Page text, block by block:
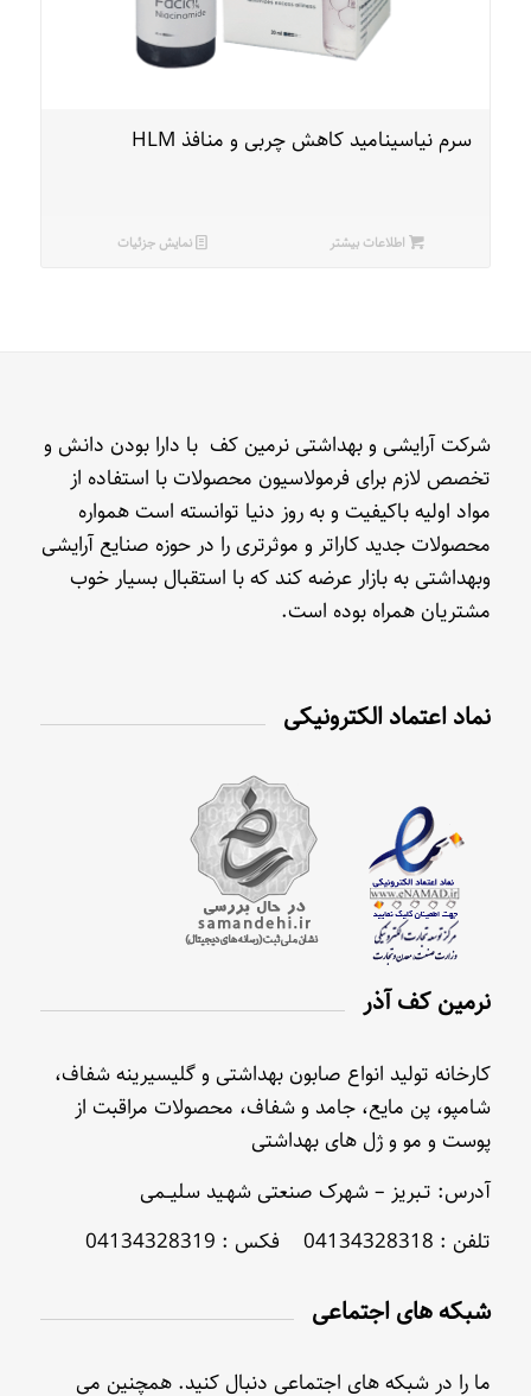
سرم نیاسینامید کاهش چربی و منافذ HLM
اطلاعات بیشتر نمایش جزئیات
شرکت آرایشی و بهداشتی نرمین کف با دارا بودن دانش و
تخصص لازم برای فرمولاسیون محصولات با استفاده از
مواد اولیه باکیفیت و به روز دنیا توانسته است همواره
محصولات جدید کاراتر و موثرتری را در حوزه صنایع آرایشی
وبهداشتی به بازار عرضه کند که با استقبال بسیار خوب
مشتریان همراه بوده است.
نماد اعتماد الکترونیکی
نرمین کف آذر
کارخانه تولید انواع صابون بهداشتی و گلیسیرینه شفاف،
شامپو، پن مایع، جامد و شفاف، محصولات مراقبت از
پوست و مو و ژل های بهداشتی
آدرس: تـبریز – شهرک صنعتی شهـید سلیــمی
تلفن : 04134328318 فکس : 04134328319
شبکه های اجتماعی
ما را در شبکه های اجتماعی دنبال کنید. همچنین می